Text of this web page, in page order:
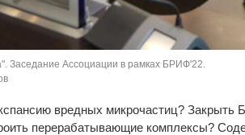
Заседание Ассоциации в рамках БРИФ'22.
вредных микрочастиц?
перерабатывающие комплексы?